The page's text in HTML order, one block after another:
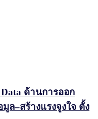
ด้านการออก
ล–สร้างแรงจูงใจ ตั้ง